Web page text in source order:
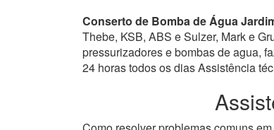
Conserto de Bomba de Água
Thebe, KSB, ABS e Sulzer, Mark e
pressurizadores e bombas de agua,
24 horas todos os dias Assistência